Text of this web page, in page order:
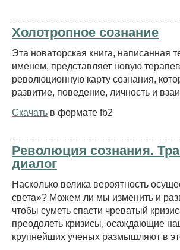
Холотропное сознание
Эта новаторская книга, написанная
именем, представляет новую
революционную карту сознания,
развитие, поведение, личность и
Скачать в формате fb2
Революция сознания.
диалог
Насколько велика вероятность
света»? Можем ли мы изменить и
чтобы суметь спасти чреватый
преодолеть кризисы, осаждающие
крупнейших ученых размышляют в